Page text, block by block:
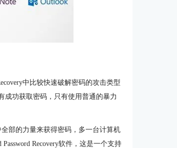
中比较快速破解密码的攻击类型
成功获取密码，只有使用普通的暴力
部的力量来获得密码，多一台计算机
Recovery软件，这是一个支持